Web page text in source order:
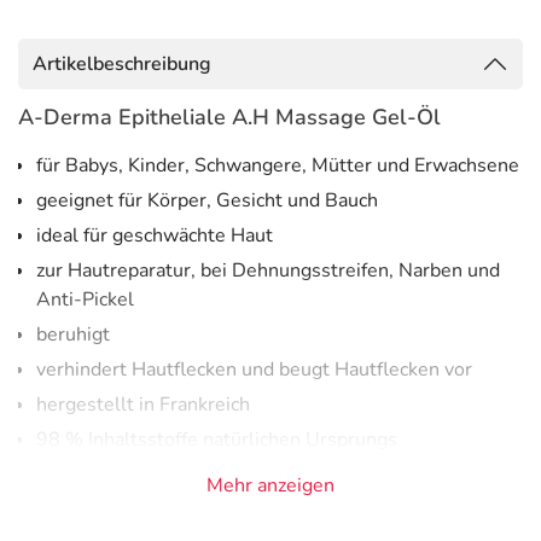
Artikelbeschreibung
A-Derma Epitheliale A.H Massage Gel-Öl
für Babys, Kinder, Schwangere, Mütter und Erwachsene
geeignet für Körper, Gesicht und Bauch
ideal für geschwächte Haut
zur Hautreparatur, bei Dehnungsstreifen, Narben und
Anti-Pickel
beruhigt
verhindert Hautflecken und beugt Hautflecken vor
hergestellt in Frankreich
ohne ätherische ÖleMehr anzeigen